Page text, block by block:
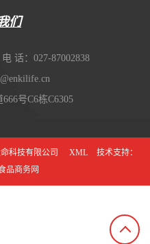
们
电 话：027-87002838
号C6栋C6305
科技有限公司 XML
技术支持：
品商务网